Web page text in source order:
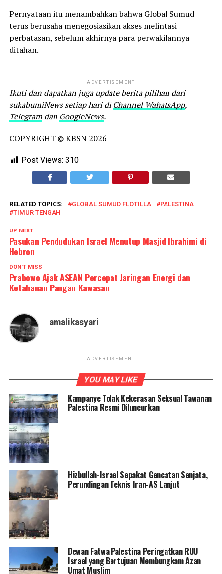
Pernyataan itu menambahkan bahwa Global Sumud
terus berusaha menegosiasikan akses melintasi
perbatasan, sebelum akhirnya para perwakilannya
ditahan.
ADVERTISEMENT
Ikuti dan dapatkan juga update berita pilihan dari
sukabumiNews setiap hari di Channel WahatsApp,
Telegramdan GoogleNews.
COPYRIGHT © KBSN 2026
Post Views: 310
RELATED TOPICS: GLOBAL SUMUD FLOTILLA
PALESTINA
TIMUR TENGAH
UP NEXT
Pasukan Pendudukan Israel Menutup Masjid Ibrahimi di
Hebron
DON'T MISS
Prabowo Ajak ASEAN Percepat Jaringan Energi dan
Ketahanan Pangan Kawasan
amalikasyari
ADVERTISEMENT
YOU MAY LIKE
Kampanye Tolak Kekerasan Seksual Tawanan
Palestina Resmi Diluncurkan
Hizbullah-Israel Sepakat Gencatan Senjata,
Perundingan Teknis Iran-AS Lanjut
Dewan Fatwa Palestina Peringatkan RUU
Israel yang Bertujuan Membungkam Azan
Umat Muslim